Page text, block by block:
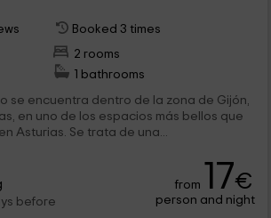
Booked 3 times
2 rooms
1 bathrooms
se encuentra dentro de la zona de Gijón,
en uno de los espacios más bellos que
Asturias. Se trata de una...
before
from 17€
person and night